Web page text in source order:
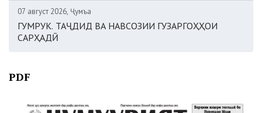
07 август 2026, Ҷумъа
ГУМРУК. ТАҶДИД ВА НАВСОЗИИ ГУЗАРГОҲҲОИ
САРҲАДӢ
PDF